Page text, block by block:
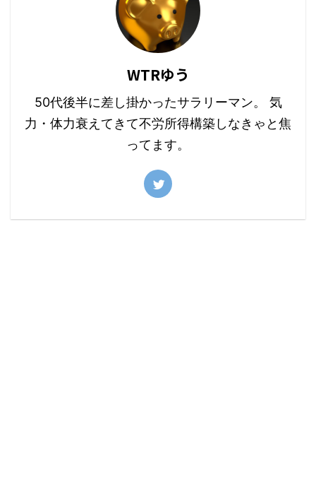
WTRゆう
50代後半に差し掛かったサラリーマン。 気
力・体力衰えてきて不労所得構築しなきゃと焦
ってます。